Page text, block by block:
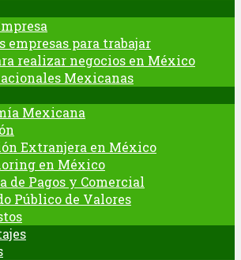
empresas para trabajar
realizar negocios en México
Mexicanas
Mexicana
Extranjera en México
en México
de Pagos y Comercial
Público de Valores